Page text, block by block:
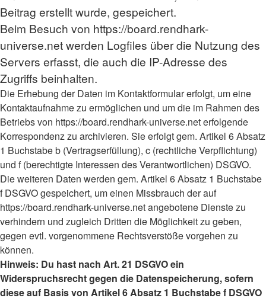
Beitrag erstellt wurde, gespeichert.
Beim Besuch von https://board.rendhark-
universe.net werden Logfiles über die Nutzung des
Servers erfasst, die auch die IP-Adresse des
Zugriffs beinhalten.
Die Erhebung der Daten im Kontaktformular erfolgt, um eine
Kontaktaufnahme zu ermöglichen und um die im Rahmen des
Betriebs von https://board.rendhark-universe.net erfolgende
Korrespondenz zu archivieren. Sie erfolgt gem. Artikel 6 Absatz
1 Buchstabe b (Vertragserfüllung), c (rechtliche Verpflichtung)
und f (berechtigte Interessen des Verantwortlichen) DSGVO.
Die weiteren Daten werden gem. Artikel 6 Absatz 1 Buchstabe
f DSGVO gespeichert, um einen Missbrauch der auf
https://board.rendhark-universe.net angebotene Dienste zu
verhindern und zugleich Dritten die Möglichkeit zu geben,
gegen evtl. vorgenommene Rechtsverstöße vorgehen zu
können.
Hinweis: Du hast nach Art. 21 DSGVO ein
Widerspruchsrecht gegen die Datenspeicherung, sofern
diese auf Basis von Artikel 6 Absatz 1 Buchstabe f DSGVO